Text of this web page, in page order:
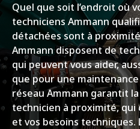
Quel que soit l’endroit où
techniciens Ammann
détachées sont à
Ammann disposent de
qui peuvent vous aider,
que pour une
réseau Ammann garantit la
technicien à proximité,
et vos besoins techniques.